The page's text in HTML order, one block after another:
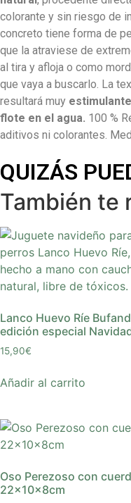
colorante y sin riesgo de
concreto tiene forma de
que la atraviese de
al tira y afloja o como
que vaya a buscarlo. La
resultará muy
flote en el agua. 100 %
aditivos ni colorantes.
QUIZÁS
También te
Lanco Huevo Ríe
edición especial
15,90€
Añadir al carrito
Oso Perezoso con
22x10x8cm